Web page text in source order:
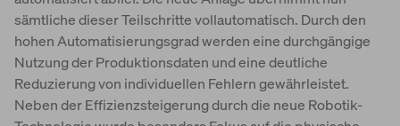
sämtliche dieser Teilschritte vollautomatisch. Durch den
hohen Automatisierungsgrad werden eine durchgängige
Nutzung der Produktionsdaten und eine deutliche
Reduzierung von individuellen Fehlern gewährleistet.
Neben der Effizienzsteigerung durch die neue Robotik-